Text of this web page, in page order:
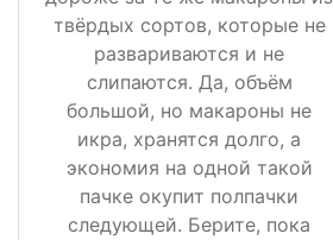
твёрдых сортов, которые не
развариваются и не
слипаются. Да, объём
большой, но макароны не
икра, хранятся долго, а
экономия на одной такой
пачке окупит полпачки
следующей. Берите, пока